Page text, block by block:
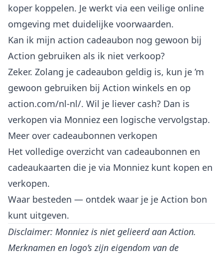
koper koppelen. Je werkt via een veilige online
omgeving met duidelijke voorwaarden.
Kan ik mijn action cadeaubon nog gewoon bij
Action gebruiken als ik niet verkoop?
Zeker. Zolang je cadeaubon geldig is, kun je ’m
gewoon gebruiken bij Action winkels en op
action.com/nl-nl/. Wil je liever cash? Dan is
verkopen via Monniez een logische vervolgstap.
Meer over cadeaubonnen verkopen
Het volledige overzicht van cadeaubonnen en
cadeaukaarten die je via Monniez kunt kopen en
verkopen.
Waar besteden — ontdek waar je je Action bon
kunt uitgeven.
Disclaimer: Monniez is niet gelieerd aan Action.
Merknamen en logo’s zijn eigendom van de